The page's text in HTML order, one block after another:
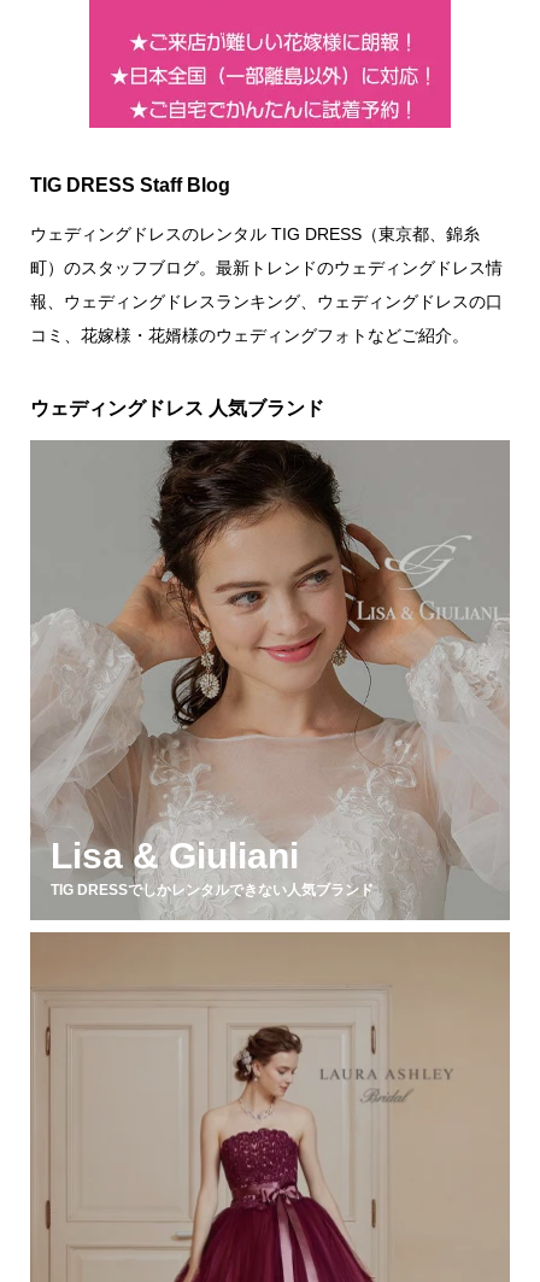
TIG DRESS Staff Blog
ウェディングドレスのレンタル TIG DRESS（東京都、錦糸
町）のスタッフブログ。最新トレンドのウェディングドレス情
報、ウェディングドレスランキング、ウェディングドレスの口
コミ、花嫁様・花婿様のウェディングフォトなどご紹介。
ウェディングドレス 人気ブランド
Lisa & Giuliani
TIG DRESSでしかレンタルできない人気ブランド